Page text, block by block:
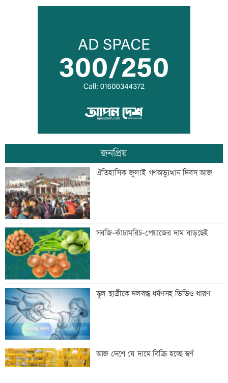
সিঙ্গাপুর থেকে এক কার্গো এলএনজি কিনবে
সরকার
মান্দায় ২৯৬ বোতলসহ দুই মাদক কারবারি
আটক
গুরুত্বপূর্ণ ব্যক্তিদের নিয়ে অপপ্রচারের বিরুদ্ধে
সতর্ক করল পুলিশ
নিরাপত্তা পেলে দেশে ফিরতে চান সাকিব
সাকিবের দেশে ফেরার সুযোগ নেই: ক্রীড়া
প্রতিমন্ত্রী
শিল্পকলায় বিনামূল্যে ৬ সিনেমা দেখা যাবে
জনপ্রিয়
ঐতিহাসিক জুলাই গণঅভ্যুত্থান দিবস আজ
সবজি-কাঁচামরিচ-পেয়াজের দাম বাড়ছেই
স্কুল ছাত্রীকে দলবদ্ধ ধর্ষণসহ ভিডিও ধারণ
আজ দেশে যে দামে বিক্রি হচ্ছে স্বর্ণ